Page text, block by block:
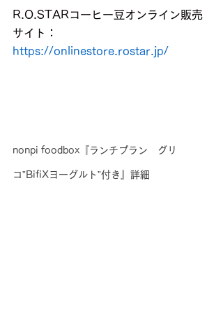
R.O.STARコーヒー豆オンライン販売
サイト：
https://onlinestore.rostar.jp/
nonpi foodbox『ランチプラン　グリ
コ”BifiXヨーグルト”付き』詳細